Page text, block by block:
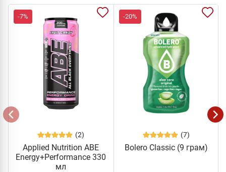
-7%
(2)
Applied Nutrition ABE
Energy+Performance 330
мл
-20%
(7)
Bolero Classic (9 грам)